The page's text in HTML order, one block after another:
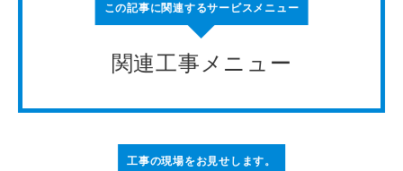
この記事に関連するサービスメニュー
関連工事メニュー
工事の現場をお見せします。